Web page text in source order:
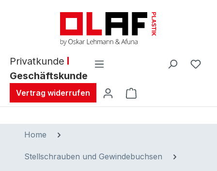
Privatkunde
Geschäftskunde
Vertrag widerrufen Warenkorb enthält
Home
Stellschrauben und Gewindebuchsen